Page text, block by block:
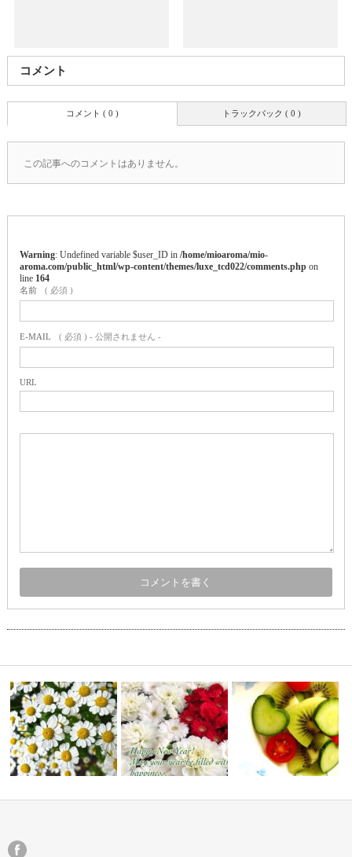
コメント
トラックバック ( 0 )
コメント ( 0 )
この記事へのコメントはありません。
Warning : Undefined variable $user_ID in /home/mioaroma/mio-
aroma.com/public_html/wp-content/themes/luxe_tcd022/comments.phpon
line 164
名前 ( 必須 )
E-MAIL ( 必須 ) - 公開されません -
URL
う！